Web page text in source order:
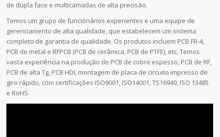
de dupla face e multicamadas de alta precisão.
Temos um grupo de funcionários experientes e uma equipe de
gerenciamento de alta qualidade, que estabelecem um sistema
completo de garantia de qualidade. Os produtos incluem PCB FR-4,
PCB de metal e RFPCB (PCB de cerâmica, PCB de PTFE), etc. Temos
vasta experiência na produção de PCB de cobre espesso, PCB de RF,
PCB de alta Tg, PCB HDI, montagem de placa de circuito impresso de
giro rápido, com certificações ISO9001, ISO14001, TS16949, ISO 13485
e RoHS.